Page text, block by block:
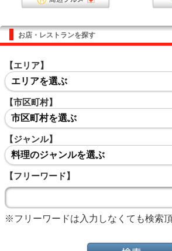
お店・レストランを探す
【エリア】
エリアを選ぶ
【市区町村】
市区町村を選ぶ
【ジャンル】
料理のジャンルを選ぶ
【フリーワード】
※フリーワードは入力しなくても検索頂